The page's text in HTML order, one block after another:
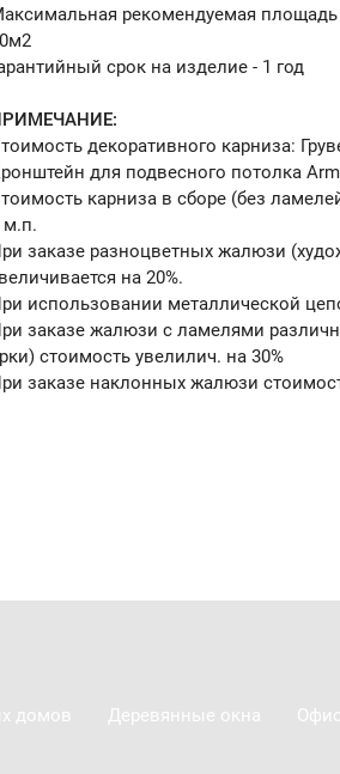
рекомендуемая
срок на изделие - 1 год
декоративного карниза:
для подвесного потолка
карниза в сборе (без
м.п.
заказе разноцветных жалюзи
на 20%.
использовании металлической
заказе жалюзи с ламелями
стоимость увелилич. на 30%
заказе наклонных жалюзи
домов Деревянные окна